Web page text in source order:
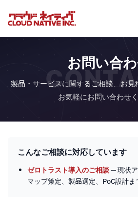
お問い合
製品・サービスに関するご相談、お見
お気軽にお問い合わせ
こんなご相談に対応しています
ゼロトラスト導入のご相談— 現状
マップ策定、製品選定、PoC設計ま